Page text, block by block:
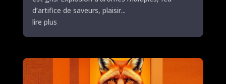
d’artifice de saveurs, plaisir...
lire plus